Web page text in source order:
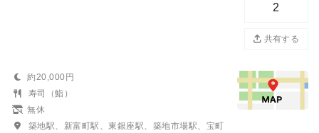
2
共有する
約20,000円
寿司（鮨）
無休
築地駅、新富町駅、東銀座駅、築地市場駅、宝町